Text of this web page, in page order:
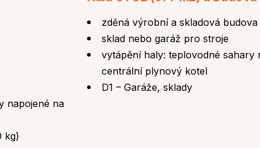
napojené na
kg)
zděná výrobní a skladová budova
sklad nebo garáž pro stroje
vytápění haly: teplovodné sahary
centrální plynový kotel
D1 – Garáže, sklady